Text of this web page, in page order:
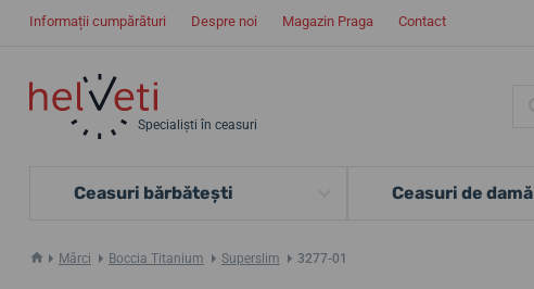
Informații cumpărături Despre noi Magazin Praga Contact
Specialiști în ceasuri
Ceasuri bărbătești Ceasuri de damă
Mărci Boccia Titanium Superslim 3277-01